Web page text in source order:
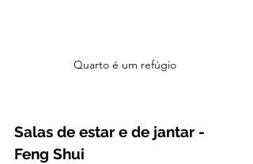
Quarto é um refúgio
Salas de estar e de jantar -
Feng Shui